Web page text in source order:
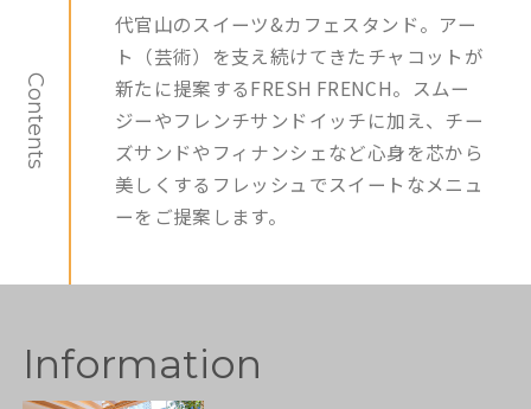
Contents
代官山のスイーツ&カフェスタンド。アー
ト（芸術）を支え続けてきたチャコットが
新たに提案するFRESH FRENCH。スムー
ジーやフレンチサンドイッチに加え、チー
ズサンドやフィナンシェなど心身を芯から
美しくするフレッシュでスイートなメニュ
ーをご提案します。
Information